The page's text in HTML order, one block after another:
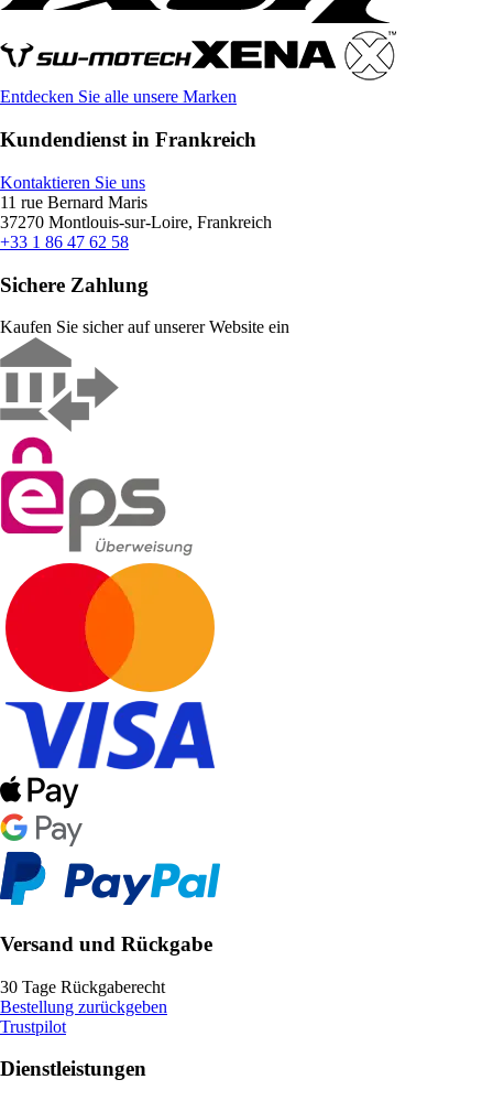
Entdecken Sie alle unsere Marken
Kundendienst in Frankreich
Kontaktieren Sie uns
11 rue Bernard Maris
37270 Montlouis-sur-Loire, Frankreich
+33 1 86 47 62 58
Sichere Zahlung
Kaufen Sie sicher auf unserer Website ein
Versand und Rückgabe
30 Tage Rückgaberecht
Bestellung zurückgeben
Trustpilot
Dienstleistungen